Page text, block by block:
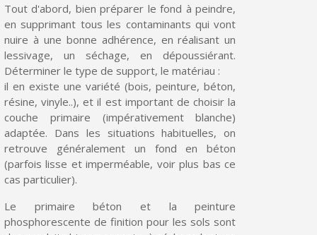
Inscription à la newsletter : 5€ de réduction
Livraison sous 24 h en France Métropolitaine
Livraison offerte en France métropolitaine pour 250€ d'achats
Paiement en 4x sans frais dès 30€ d'achats
Partagez vos créations et obtenez des bons d'achat
Tout d'abord, bien préparer le fond à peindre,
en supprimant tous les contaminants qui vont
nuire à une bonne adhérence, en réalisant un
lessivage, un séchage, en dépoussiérant.
Déterminer le type de support, le matériau :
il en existe une variété (bois, peinture, béton,
résine, vinyle..), et il est important de choisir la
couche primaire (impérativement blanche)
adaptée. Dans les situations habituelles, on
retrouve généralement un fond en béton
(parfois lisse et imperméable, voir plus bas ce
cas particulier).
Le primaire béton et la peinture
phosphorescente de finition pour les sols sont